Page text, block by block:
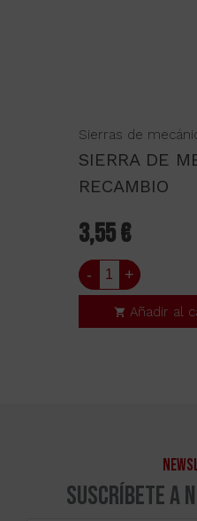
Sierras de
SIERRA DE
RECAMBIO
3,55 €
- +
Añadir al
Suscríbete a